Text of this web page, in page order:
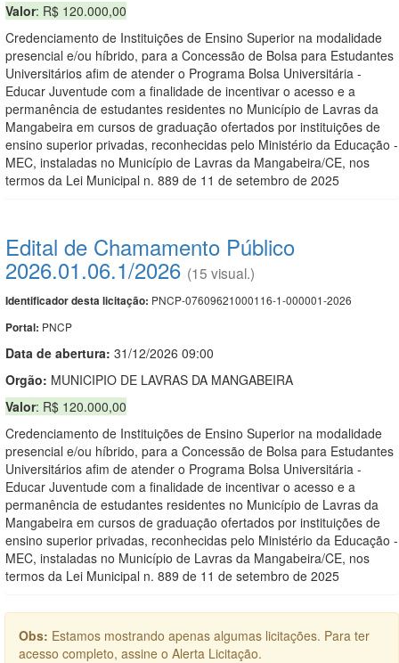
Valor: R$ 120.000,00
Credenciamento de Instituições de Ensino Superior na modalidade
presencial e/ou híbrido, para a Concessão de Bolsa para Estudantes
Universitários afim de atender o Programa Bolsa Universitária -
Educar Juventude com a finalidade de incentivar o acesso e a
permanência de estudantes residentes no Município de Lavras da
Mangabeira em cursos de graduação ofertados por instituições de
ensino superior privadas, reconhecidas pelo Ministério da Educação -
MEC, instaladas no Município de Lavras da Mangabeira/CE, nos
termos da Lei Municipal n. 889 de 11 de setembro de 2025
Edital de Chamamento Público
2026.01.06.1/2026 (15 visual.)
Identificador desta licitação: PNCP-07609621000116-1-000001-2026
Portal: PNCP
Data de abertura: 31/12/2026 09:00
Orgão: MUNICIPIO DE LAVRAS DA MANGABEIRA
Valor: R$ 120.000,00
Credenciamento de Instituições de Ensino Superior na modalidade
presencial e/ou híbrido, para a Concessão de Bolsa para Estudantes
Universitários afim de atender o Programa Bolsa Universitária -
Educar Juventude com a finalidade de incentivar o acesso e a
permanência de estudantes residentes no Município de Lavras da
Mangabeira em cursos de graduação ofertados por instituições de
ensino superior privadas, reconhecidas pelo Ministério da Educação -
MEC, instaladas no Município de Lavras da Mangabeira/CE, nos
termos da Lei Municipal n. 889 de 11 de setembro de 2025
Obs: Estamos mostrando apenas algumas licitações. Para ter
acesso completo, assine o Alerta Licitação.